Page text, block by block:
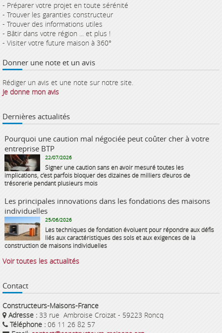
- Préparer votre projet en toute sérénité
- Trouver les garanties constructeur
- Trouver des informations utiles
- Bâtir dans votre région ... et plus !
- Visiter votre future maison à 360°
Donner une note et un avis
Rédiger un avis et une note sur notre site.
Je donne mon avis
Dernières actualités
Pourquoi une caution mal négociée peut coûter cher à votre
entreprise BTP
22/07/2026
Signer une caution sans en avoir mesuré toutes les
implications, c’est parfois bloquer des dizaines de milliers d’euros de
trésorerie pendant plusieurs mois
Les principales innovations dans les fondations des maisons
individuelles
25/06/2026
Les techniques de fondation évoluent pour répondre aux défis
liés aux caractéristiques des sols et aux exigences de la
construction de maisons individuelles
Voir toutes les actualités
Contact
Constructeurs-Maisons-France
Adresse : 33 rue Ambroise Croizat - 59223 Roncq
Téléphone : 06 11 26 82 57